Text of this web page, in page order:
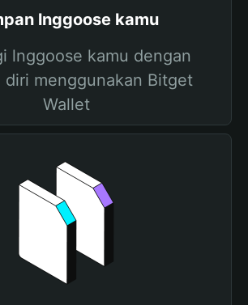
lnggoose kamu
lnggoose kamu dengan
diri menggunakan Bitget
Wallet